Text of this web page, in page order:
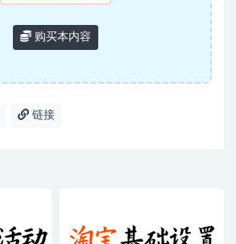
购买本内容
链接